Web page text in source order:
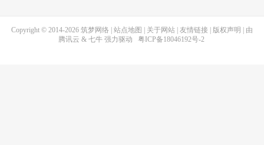
Copyright © 2014-2026 筑梦网络 站点地图 关于网站 友情链接 版权声明
| 由
腾讯云 & 七牛强力驱动 粤ICP备18046192号-2